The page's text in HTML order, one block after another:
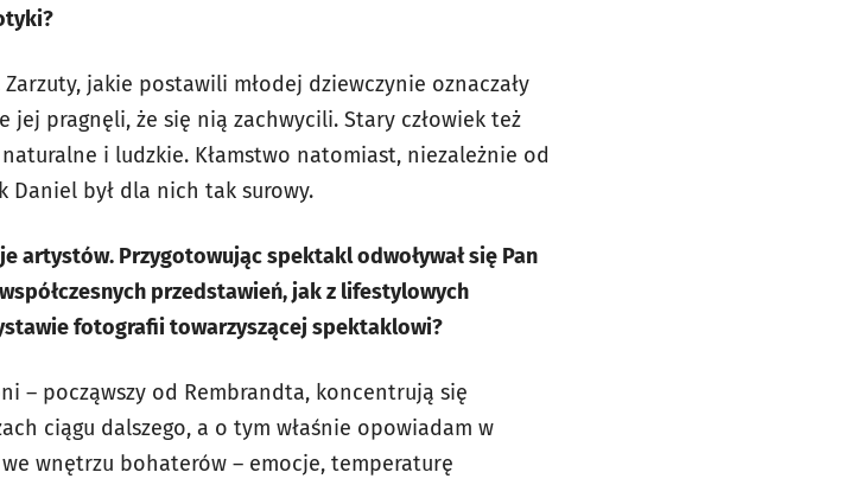
jakie postawili młodej dziewczynie oznaczały
jej pragnęli, że się nią zachwycili. Stary człowiek też
i ludzkie. Kłamstwo natomiast, niezależnie od
Daniel był dla nich tak surowy.
artystów. Przygotowując spektakl odwoływał się Pan
przedstawień, jak z lifestylowych
fotografii towarzyszącej spektaklowi?
– począwszy od Rembrandta, koncentrują się
ciągu dalszego, a o tym właśnie opowiadam w
wnętrzu bohaterów – emocje, temperaturę